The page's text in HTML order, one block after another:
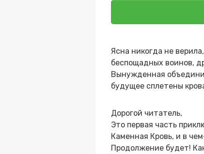
Ясна никогда не
беспощадных воинов,
Вынужденная
будущее сплетены
Дорогой читатель,
Это первая часть
Каменная Кровь, и в
Продолжение будет!